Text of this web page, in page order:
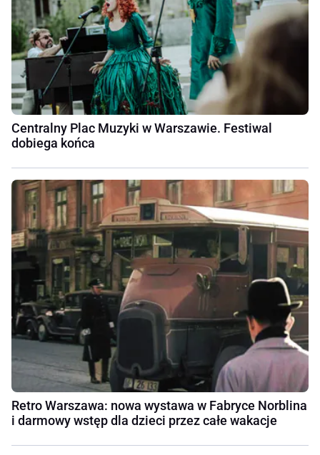
Centralny Plac Muzyki w Warszawie. Festiwal
dobiega końca
Retro Warszawa: nowa wystawa w Fabryce Norblina
i darmowy wstęp dla dzieci przez całe wakacje